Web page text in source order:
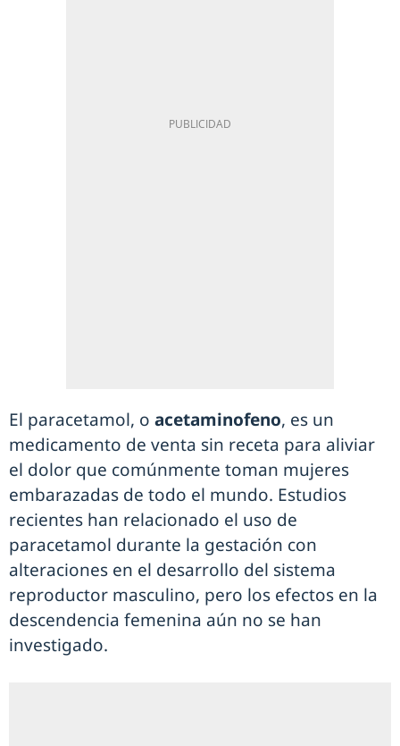
El paracetamol, o acetaminofeno, es un
medicamento de venta sin receta para aliviar
el dolor que comúnmente toman mujeres
embarazadas de todo el mundo. Estudios
recientes han relacionado el uso de
paracetamol durante la gestación con
alteraciones en el desarrollo del sistema
reproductor masculino, pero los efectos en la
descendencia femenina aún no se han
investigado.